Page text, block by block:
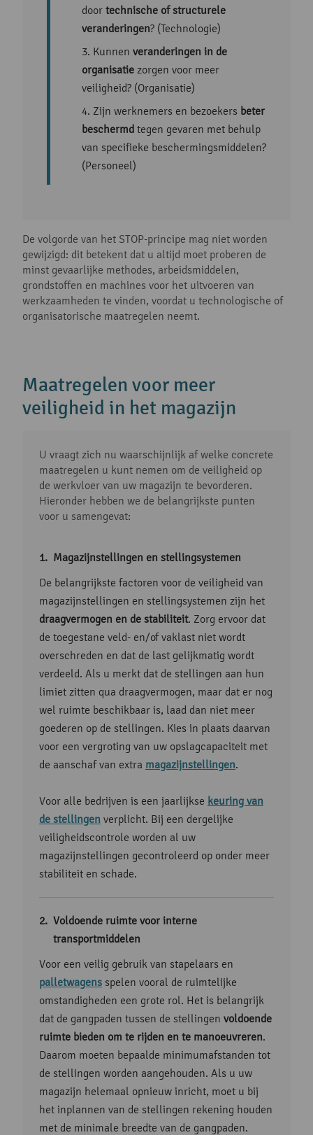
door technische of structurele
veranderingen? (Technologie)
Kunnen veranderingen in de
organisatie zorgen voor meer
veiligheid? (Organisatie)
Zijn werknemers en bezoekers beter
beschermd tegen gevaren met behulp
van specifieke beschermingsmiddelen?
(Personeel)
De volgorde van het STOP-principe mag niet worden
gewijzigd: dit betekent dat u altijd moet proberen de
minst gevaarlijke methodes, arbeidsmiddelen,
grondstoffen en machines voor het uitvoeren van
werkzaamheden te vinden, voordat u technologische of
organisatorische maatregelen neemt.
Maatregelen voor meer
veiligheid in het magazijn
U vraagt zich nu waarschijnlijk af welke concrete
maatregelen u kunt nemen om de veiligheid op
de werkvloer van uw magazijn te bevorderen.
Hieronder hebben we de belangrijkste punten
voor u samengevat:
Magazijnstellingen en stellingsystemen
De belangrijkste factoren voor de veiligheid van
magazijnstellingen en stellingsystemen zijn het
draagvermogen en de stabiliteit. Zorg ervoor dat
de toegestane veld- en/of vaklast niet wordt
overschreden en dat de last gelijkmatig wordt
verdeeld. Als u merkt dat de stellingen aan hun
limiet zitten qua draagvermogen, maar dat er nog
wel ruimte beschikbaar is, laad dan niet meer
goederen op de stellingen. Kies in plaats daarvan
voor een vergroting van uw opslagcapaciteit met
de aanschaf van extra magazijnstellingen.
Voor alle bedrijven is een jaarlijkse keuring van
de stellingen verplicht. Bij een dergelijke
veiligheidscontrole worden al uw
magazijnstellingen gecontroleerd op onder meer
stabiliteit en schade.
Voldoende ruimte voor interne
transportmiddelen
Voor een veilig gebruik van stapelaars en
palletwagens spelen vooral de ruimtelijke
omstandigheden een grote rol. Het is belangrijk
dat de gangpaden tussen de stellingen voldoende
ruimte bieden om te rijden en te manoeuvreren.
Daarom moeten bepaalde minimumafstanden tot
de stellingen worden aangehouden. Als u uw
magazijn helemaal opnieuw inricht, moet u bij
het inplannen van de stellingen rekening houden
met de minimale breedte van de gangpaden.